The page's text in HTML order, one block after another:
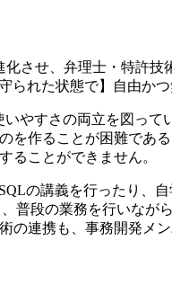
させ、弁理士・特許
られた状態で】自由か
やすさの両立を図っ
作ることが困難であ
ることができません。
の講義を行ったり、
普段の業務を行いなが
連携も、事務開発メ